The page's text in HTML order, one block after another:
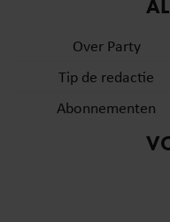
partners kunnen deze
verzameld op basis
gaat akkoord met onze
Over Party
Tip de redactie
Abonnementen